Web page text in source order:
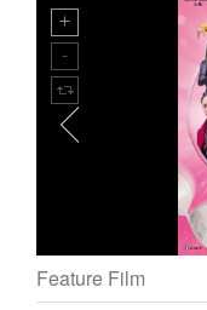
Gang of Bra still
Feature Film